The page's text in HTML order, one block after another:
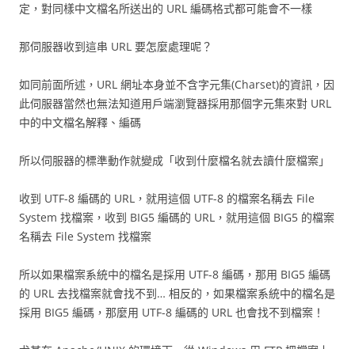
定，對同樣中文檔名所送出的 URL 編碼格式都可能會不一樣
那伺服器收到這串 URL 要怎麼處理呢？
如同前面所述，URL 網址本身並不含字元集(Charset)的資訊，因
此伺服器當然也無法知道用戶端瀏覽器採用那個字元集來對 URL
中的中文檔名解釋、編碼
所以伺服器的標準動作就變成「收到什麼檔名就去讀什麼檔案」
收到 UTF-8 編碼的 URL，就用這個 UTF-8 的檔案名稱去 File
System 找檔案，收到 BIG5 編碼的 URL，就用這個 BIG5 的檔案
名稱去 File System 找檔案
所以如果檔案系統中的檔名是採用 UTF-8 編碼，那用 BIG5 編碼
的 URL 去找檔案就會找不到… 相反的，如果檔案系統中的檔名是
採用 BIG5 編碼，那麼用 UTF-8 編碼的 URL 也會找不到檔案！